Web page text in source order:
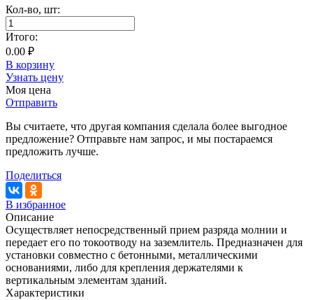
Кол-во, шт:
Итого:
0.00 ₽
В корзину
Узнать цену
Моя цена
Отправить
Вы считаете, что другая компания сделала более выгодное
предложение? Отправьте нам запрос, и мы постараемся
предложить лучше.
Поделиться
В избранное
Описание
Осуществляет непосредственный прием разряда молнии и
передает его по токоотводу на заземлитель. Предназначен для
установки совместно с бетонными, металлическими
основаниями, либо для крепления держателями к
вертикальным элементам зданий.
Характеристики